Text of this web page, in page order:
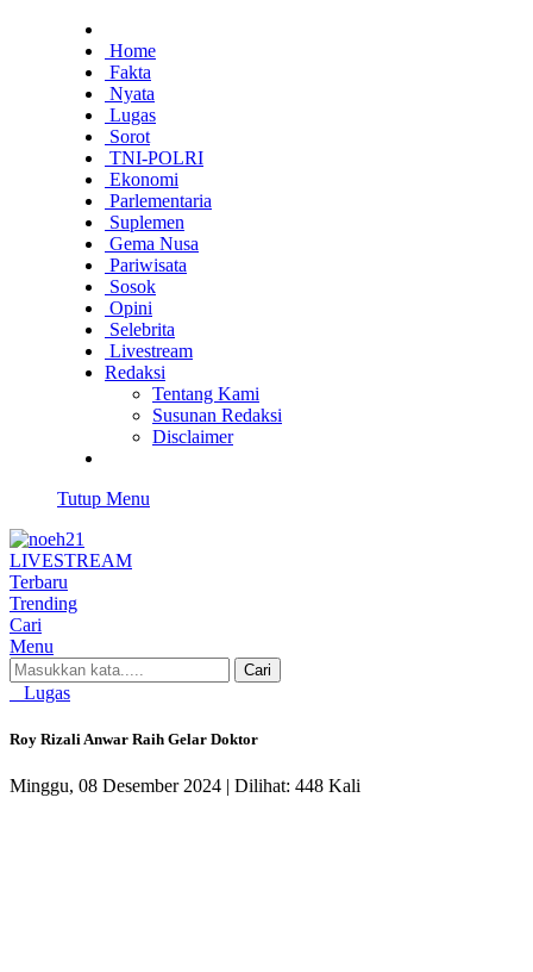
Home
Fakta
Nyata
Lugas
Sorot
TNI-POLRI
Ekonomi
Parlementaria
Suplemen
Gema Nusa
Pariwisata
Sosok
Opini
Selebrita
Livestream
Redaksi
Tentang Kami
Susunan Redaksi
Disclaimer
Tutup Menu
LIVESTREAM
Terbaru
Trending
Cari
Menu
Cari
Lugas
Roy Rizali Anwar Raih Gelar Doktor
Minggu, 08 Desember 2024 | Dilihat: 448 Kali